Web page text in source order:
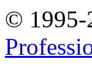
© 1995-